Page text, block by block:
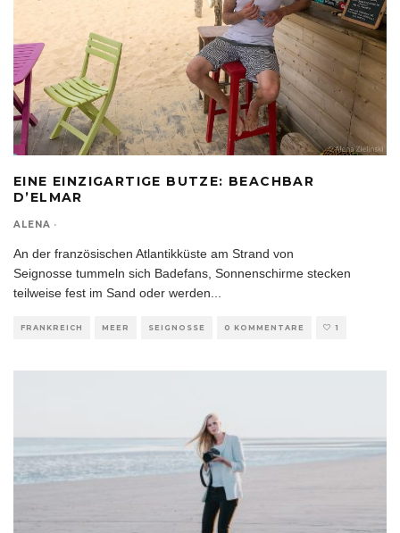
EINE EINZIGARTIGE BUTZE: BEACHBAR
D’ELMAR
ALENA ·
An der französischen Atlantikküste am Strand von
Seignosse tummeln sich Badefans, Sonnenschirme stecken
teilweise fest im Sand oder werden...
FRANKREICH MEER SEIGNOSSE 0 KOMMENTARE 1